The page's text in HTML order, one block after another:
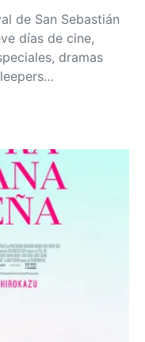
de San Sebastián
días de cine,
dramas